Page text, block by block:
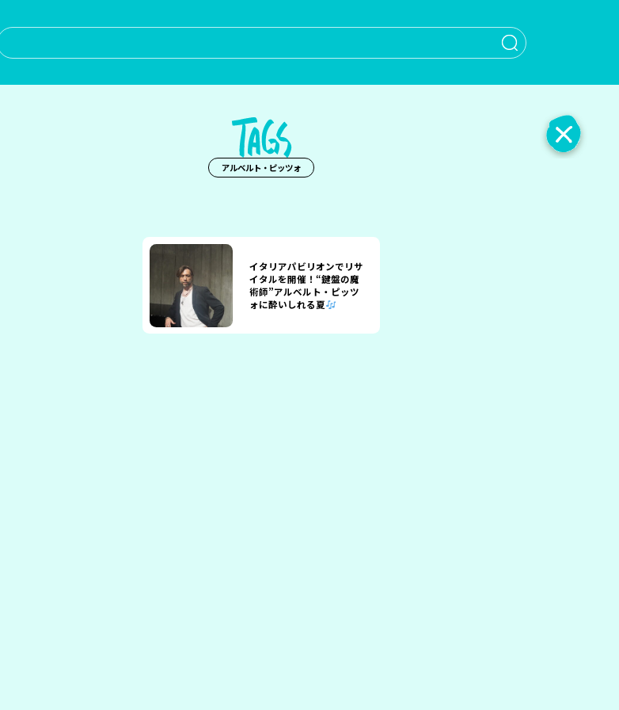
When
アルベルト・ピッツォ
イタリアパビリオンでリサ
イタルを開催！“鍵盤の魔
術師”アルベルト・ピッツ
ォに酔いしれる夏